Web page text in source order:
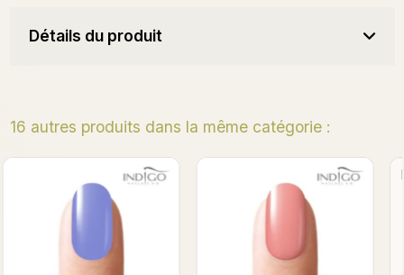
Détails du produit
16 autres produits dans la même catégorie :
MarmoLady Gel Polish 7ml Thank You Gel Polish 7ml